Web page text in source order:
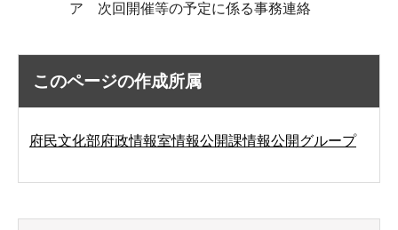
ア 次回開催等の予定に係る事務連絡
このページの作成所属
府民文化部府政情報室情報公開課情報公開グループ